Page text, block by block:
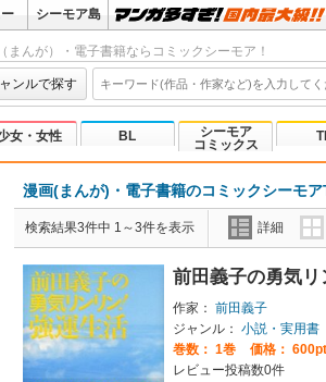
シーモア島
まんが）・電子書籍ならコミックシーモア！
ンルで探す
女・女性 BL
シーモア
コミックス
漫画(まんが)・電子書籍のコミックシーモ
検索結果3件中 1～3件を表示 詳細
前田義子の勇気
作家： 前田義子
ジャンル： 小説・実用書
巻数： 1巻
価格： 600pt
レビュー投稿数0件